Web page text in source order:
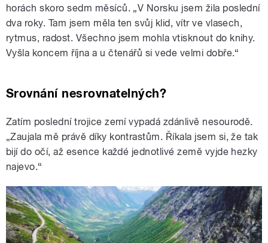
horách skoro sedm měsíců. „V Norsku jsem žila poslední
dva roky. Tam jsem měla ten svůj klid, vítr ve vlasech,
rytmus, radost. Všechno jsem mohla vtisknout do knihy.
Vyšla koncem října a u čtenářů si vede velmi dobře.“
Srovnání nesrovnatelných?
Zatím poslední trojice zemí vypadá zdánlivě nesourodě.
„Zaujala mě právě díky kontrastům. Říkala jsem si, že tak
bijí do očí, až esence každé jednotlivé země vyjde hezky
najevo.“